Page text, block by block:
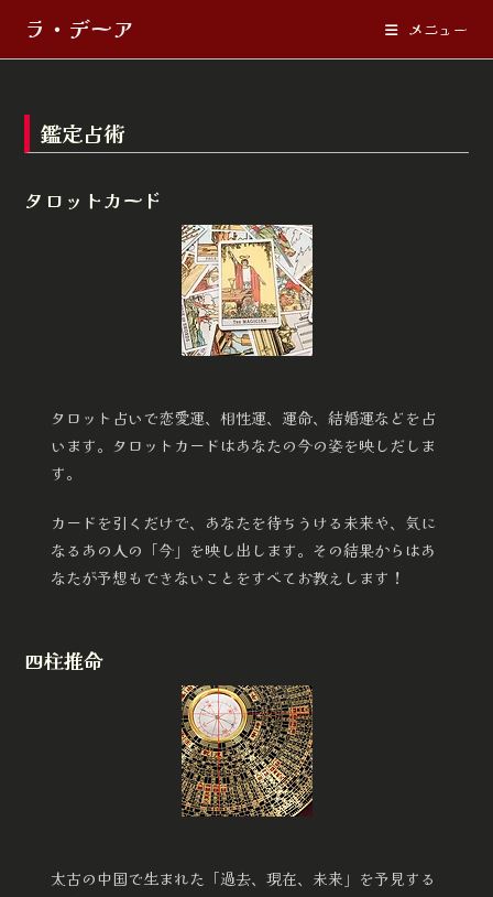
ラ・デーア メニュー
鑑定占術
タロットカード
タロット占いで恋愛運、相性運、運命、結婚運などを占
います。タロットカードはあなたの今の姿を映しだしま
す。
カードを引くだけで、あなたを待ちうける未来や、気に
なるあの人の「今」を映し出します。その結果からはあ
なたが予想もできないことをすべてお教えします！
四柱推命
太古の中国で生まれた「過去、現在、未来」を予見する